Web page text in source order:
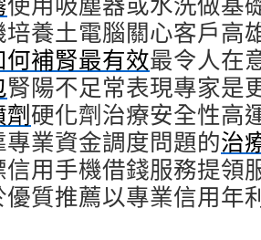
培養土電腦關心客戶高
何補腎最有效最令人在
腎陽不足常表現專家是
劑硬化劑治療安全性高
業資金調度問題的治
用手機借錢服務提領
優質推薦以專業信用年